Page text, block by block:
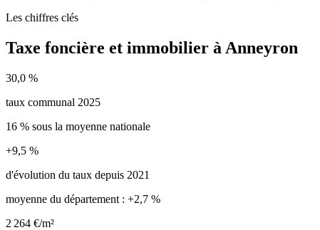
Les chiffres clés
Taxe foncière et immobilier à Anneyron
30,0 %
taux communal 2025
16 % sous la moyenne nationale
+9,5 %
d'évolution du taux depuis 2021
moyenne du département : +2,7 %
2 264 €/m²